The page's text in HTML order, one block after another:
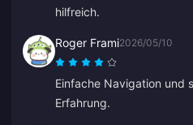
hilfreich.
Roger Frami2026/05/10
Einfache Navigation und
Erfahrung.